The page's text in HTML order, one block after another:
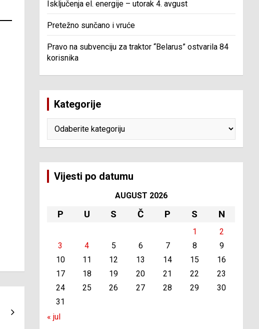
Isključenja el. energije – utorak 4. avgust
Pretežno sunčano i vruće
Pravo na subvenciju za traktor “Belarus” ostvarila 84
korisnika
Kategorije
Vijesti po datumu
AUGUST 2026
P U S Č P S N
1
2
3
4 5 6 7 8
9
10
11 12 13 14 15
16
17
18 19 20 21 22
23
24
25 26 27 28 29
30
31
« jul